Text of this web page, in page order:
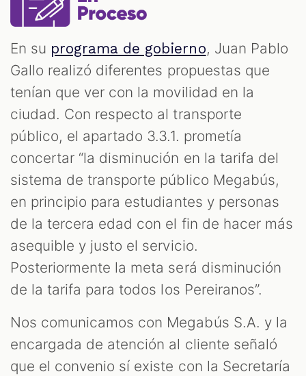
En su programa de gobierno, Juan Pablo
Gallo realizó diferentes propuestas que
tenían que ver con la movilidad en la
ciudad. Con respecto al transporte
público, el apartado 3.3.1. prometía
concertar “la disminución en la tarifa del
sistema de transporte público Megabús,
en principio para estudiantes y personas
de la tercera edad con el fin de hacer más
asequible y justo el servicio.
Posteriormente la meta será disminución
de la tarifa para todos los Pereiranos”.
Nos comunicamos con Megabús S.A. y la
encargada de atención al cliente señaló
que el convenio sí existe con la Secretaría